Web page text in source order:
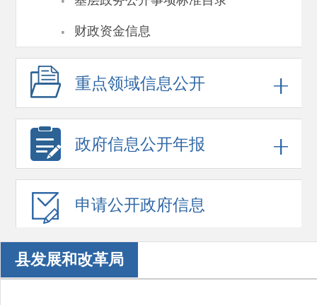
· 财政资金信息
重点领域信息公开
政府信息公开年报
申请公开政府信息
县发展和改革局